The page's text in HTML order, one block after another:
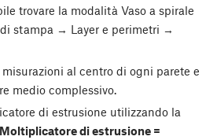
trovare la modalità Vaso a spirale
stampa → Layer e perimetri →
al centro di ogni parete e
medio complessivo.
di estrusione utilizzando la
Moltiplicatore di estrusione =